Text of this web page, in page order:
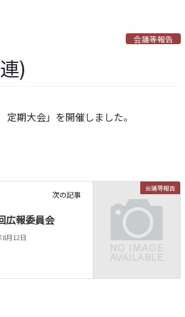
会議等報告
)
期大会」を開催しました。
会議等報告
次の記事
広報委員会
8月12日